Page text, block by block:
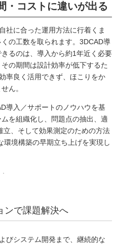
・コストに違いが出る
社に合った運用方法に行着くま
の工数を取られます。3DCAD導
るのは、導入から約1年近く必要
の期間は設計効率が低下するた
率良く活用できず、ほこりをか
ん。
導入／サポートのノウハウを基
を組織化し、問題点の抽出、適
、そして効果測定のための方法
環境構築の早期立ち上げを実現し
ンで課題解決へ
びシステム開発まで、継続的な